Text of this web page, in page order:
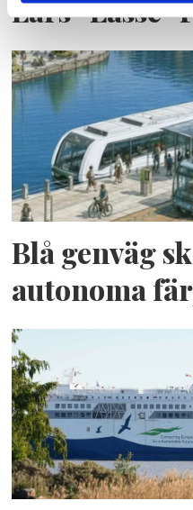
Lars ”Lasse”
Blå genväg
autonoma